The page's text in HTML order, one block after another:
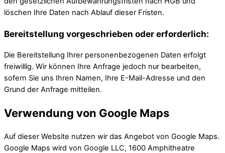
löschen Ihre Daten nach Ablauf dieser Fristen.
Bereitstellung vorgeschrieben oder erforderlich:
Die Bereitstellung Ihrer personenbezogenen Daten erfolgt
freiwillig. Wir können Ihre Anfrage jedoch nur bearbeiten,
sofern Sie uns Ihren Namen, Ihre E-Mail-Adresse und den
Grund der Anfrage mitteilen.
Verwendung von Google Maps
Auf dieser Website nutzen wir das Angebot von Google Maps.
Google Maps wird von Google LLC, 1600 Amphitheatre